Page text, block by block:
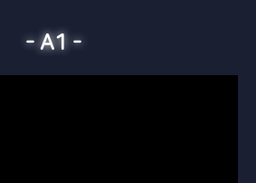
-A1 -